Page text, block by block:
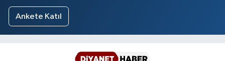
Ankete Katıl